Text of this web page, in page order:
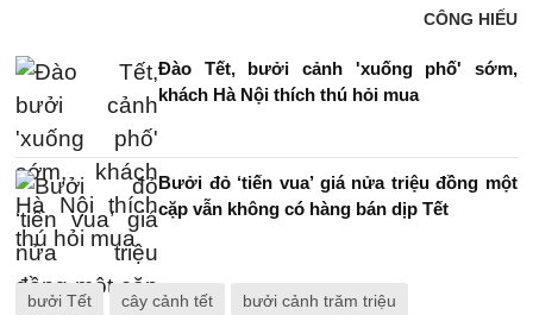
CÔNG HIẾU
Đào Tết, bưởi cảnh 'xuống phố' sớm,
khách Hà Nội thích thú hỏi mua
Bưởi đỏ ‘tiến vua’ giá nửa triệu đồng một
cặp vẫn không có hàng bán dịp Tết
bưởi Tết cây cảnh tết bưởi cảnh trăm triệu